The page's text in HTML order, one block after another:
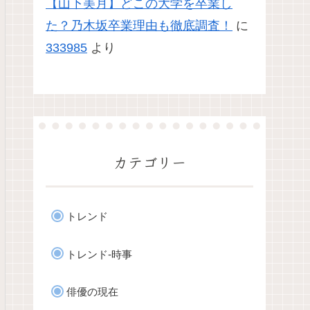
【山下美月】どこの大学を卒業し
た？乃木坂卒業理由も徹底調査！
に
333985 より
カテゴリー
トレンド
トレンド-時事
俳優の現在